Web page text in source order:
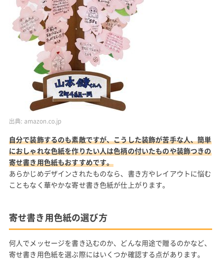
出典: amazon.co.jp
自分で装飾するのも素敵ですが、こうした装飾が苦手な人、簡単
におしゃれな色紙を作りたい人は色柄の付いたものや装飾つきの
寄せ書き用色紙もおすすめです。
あらかじめデザインされたものなら、書き方やレイアウトに悩む
こともなく華やかな寄せ書き色紙が仕上がります。
寄せ書き用色紙の選び方
何人でメッセージを書き込むのか、どんな用途で贈るのかなど、
寄せ書き用色紙を選ぶ際にはいくつか確認する点があります。